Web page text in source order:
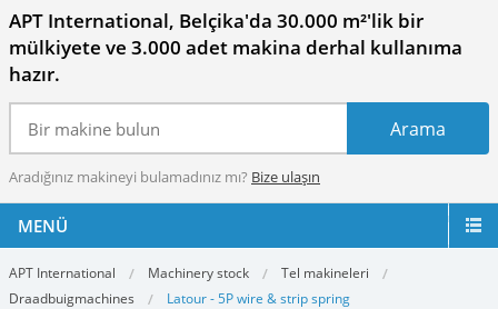
APT International, Belçika'da 30.000 m²'lik bir
mülkiyete ve 3.000 adet makina derhal kullanıma
hazır.
Aradığınız makineyi bulamadınız mı? Bize ulaşın
MENÜ
APT International Machinery stock
Tel makineleri
Draadbuigmachines
Latour - 5P wire & strip spring